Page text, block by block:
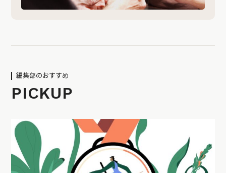
編集部のおすすめ
PICKUP